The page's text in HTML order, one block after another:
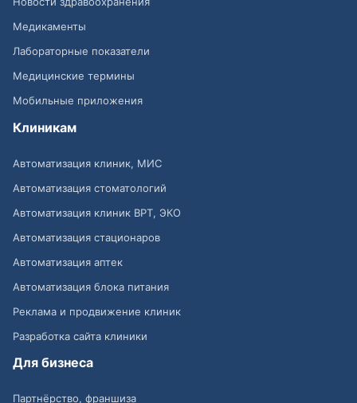
Медикаменты
Лабораторные показатели
Медицинские термины
Мобильные приложения
Клиникам
Автоматизация клиник, МИС
Автоматизация стоматологий
Автоматизация клиник ВРТ, ЭКО
Автоматизация стационаров
Автоматизация аптек
Автоматизация блока питания
Реклама и продвижение клиник
Разработка сайта клиники
Для бизнеса
Партнёрство, франшиза